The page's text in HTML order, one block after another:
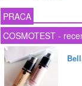
PRACA
COSMOTEST -